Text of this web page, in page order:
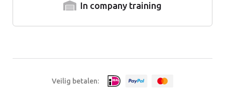
In company training
Veilig betalen: